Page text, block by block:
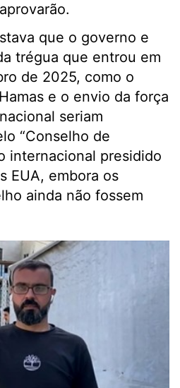
que o governo e
trégua que entrou em
de 2025, como o
e o envio da força
seriam
“Conselho de
internacional presidido
EUA, embora os
ainda não fossem